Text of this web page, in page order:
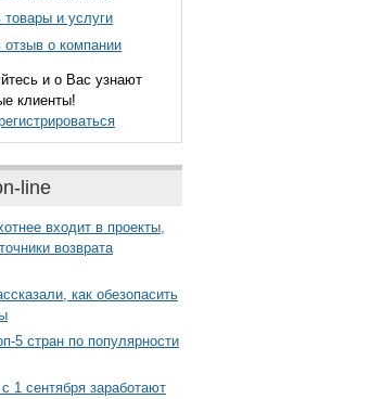
товары и услуги
отзыв о компании
и о Вас узнают
клиенты!
line
входит в проекты,
возврата
как обезопасить
5 стран по популярности
1 сентября заработают